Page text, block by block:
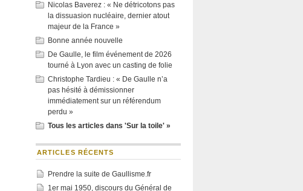
Nicolas Baverez : « Ne détricotons pas
la dissuasion nucléaire, dernier atout
majeur de la France »
Bonne année nouvelle
De Gaulle, le film événement de 2026
tourné à Lyon avec un casting de folie
Christophe Tardieu : « De Gaulle n’a
pas hésité à démissionner
immédiatement sur un référendum
perdu »
Tous les articles dans 'Sur la toile' »
ARTICLES RÉCENTS
Prendre la suite de Gaullisme.fr
1er mai 1950, discours du Général de